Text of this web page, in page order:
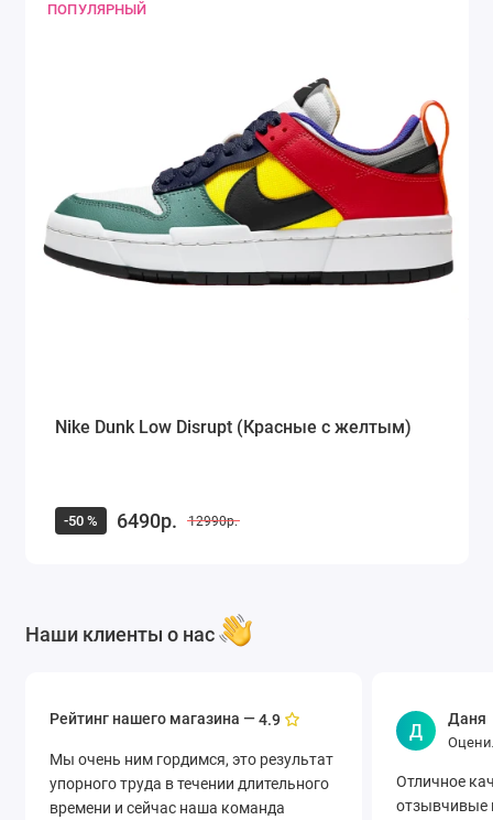
ПОПУЛЯРНЫЙ
Nike Dunk Low Disrupt (Красные с желтым)
-50 % 6490р. 12990р.
Наши клиенты о нас
Рейтинг нашего магазина —4.9
Мы очень ним гордимся, это результат
упорного труда в течении длительного
времени и сейчас наша команда
Д
Даня
Отличное
отзывчивые